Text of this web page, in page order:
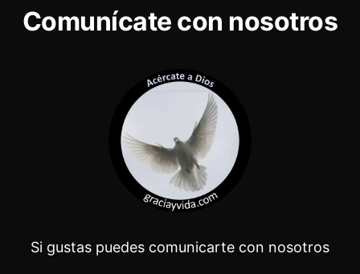
Comunícate con nosotros
Si gustas puedes comunicarte con nosotros